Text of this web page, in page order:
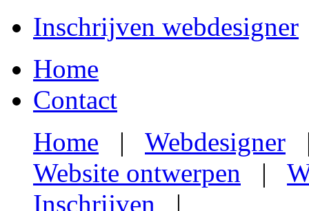
Inschrijven webdesigner
Home
Contact
Home | Webdesigner
Website ontwerpen |
Inschrijven |